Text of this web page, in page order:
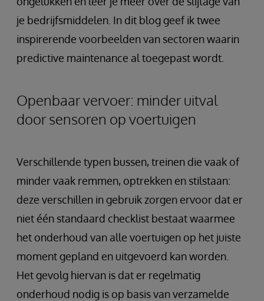
je bedrijfsmiddelen. In dit blog geef ik twee
inspirerende voorbeelden van sectoren waarin
predictive maintenance al toegepast wordt.
Openbaar vervoer: minder uitval
door sensoren op voertuigen
Verschillende typen bussen, treinen die vaak of
minder vaak remmen, optrekken en stilstaan:
deze verschillen in gebruik zorgen ervoor dat er
niet één standaard checklist bestaat waarmee
het onderhoud van alle voertuigen op het juiste
moment gepland en uitgevoerd kan worden.
Het gevolg hiervan is dat er regelmatig
onderhoud nodig is op basis van verzamelde